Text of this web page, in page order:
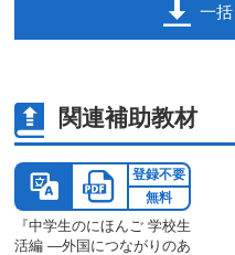
一
関連補助教材
『中学生のにほんご 学校生
活編 ―外国につながりのあ
登録不要
無料